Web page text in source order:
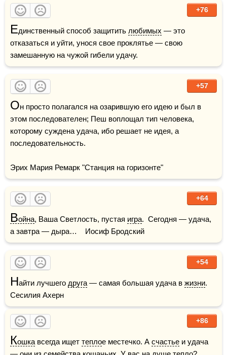
+76
Единственный способ защитить любимых — это
отказаться и уйти, унося свое проклятье — свою
замешанную на чужой гибели удачу.
+57
Он просто полагался на озарившую его идею и был в
этом последователен; Пеш воплощал тип человека,
которому суждена удача, ибо решает не идея, а
последовательность.
Эрих Мария Ремарк "Станция на горизонте"
+64
Война, Ваша Светлость, пустая игра.  Сегодня — удача,
а завтра — дыра…    Иосиф Бродский
+54
Найти лучшего друга — самая большая удача в жизни.
Сесилия Ахерн
+86
Кошка всегда ищет теплое местечко. А счастье и удача